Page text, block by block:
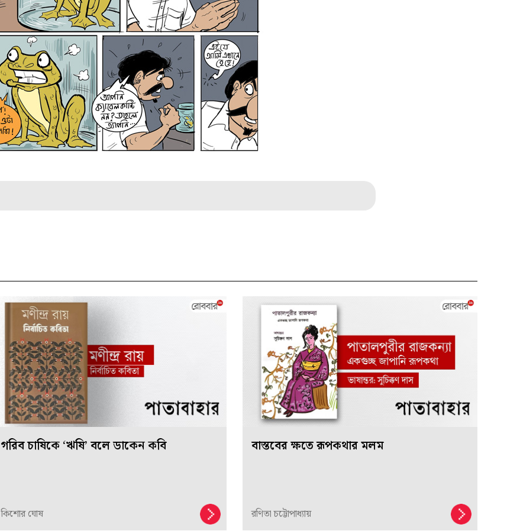
গরিব চাষিকে ‘ঋষি’ বলে ডাকেন কবি
কিশোর ঘোষ
বাস্তবের ক্ষতে রূপকথার মলম
রণিতা চট্টোপাধ্যায়